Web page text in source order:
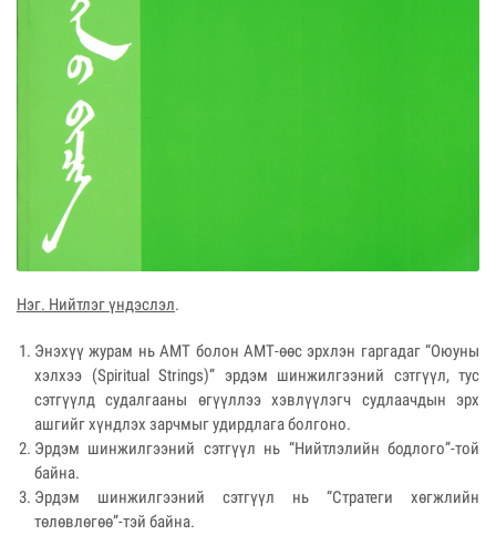
Нэг. Нийтлэг үндэслэл.
Энэхүү журам нь АМТ болон АМТ-өөс эрхлэн гаргадаг “Оюуны
хэлхээ (Spiritual Strings)” эрдэм шинжилгээний сэтгүүл, тус
сэтгүүлд судалгааны өгүүллээ хэвлүүлэгч судлаачдын эрх
ашгийг хүндлэх зарчмыг удирдлага болгоно.
Эрдэм шинжилгээний сэтгүүл нь “Нийтлэлийн бодлого”-той
байна.
Эрдэм шинжилгээний сэтгүүл нь “Стратеги хөгжлийн
төлөвлөгөө”-тэй байна.